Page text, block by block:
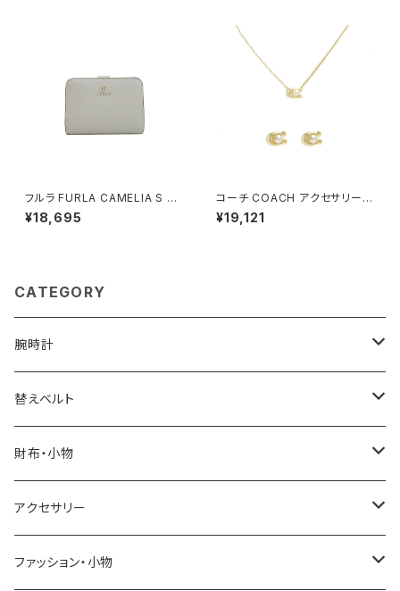
フルラ FURLA CAMELIA S C
OMPACT WALLETS 二つ折り
財布 wp00315-are000-435
¥18,695
コーチ COACH アクセサリー
ネックレス＆ピアス 473741GL
D107 レディース ゴールド
¥19,121
CATEGORY
腕時計
ELGIN
SALVATORE MARRA
CASIO
GRANDEUR
替えベルト
COACH
DANIEL WELLINGTON
LACOSTE
財布・小物
SONNE
DUCT
アクセサリー
GUCCI
ファッション・小物